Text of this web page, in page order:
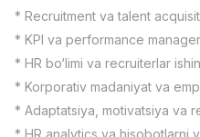
Kelishiladi
NAFF
Full time job
Ish joyidan
Sotuv bo'yicha agent
Kelishiladi
* Recruitment va talent
* KPI va performance
* HR bo‘limi va recruiterlar
* Korporativ madaniyat va
* Adaptatsiya, motivatsiya va
Vakansiyalar Sohalar